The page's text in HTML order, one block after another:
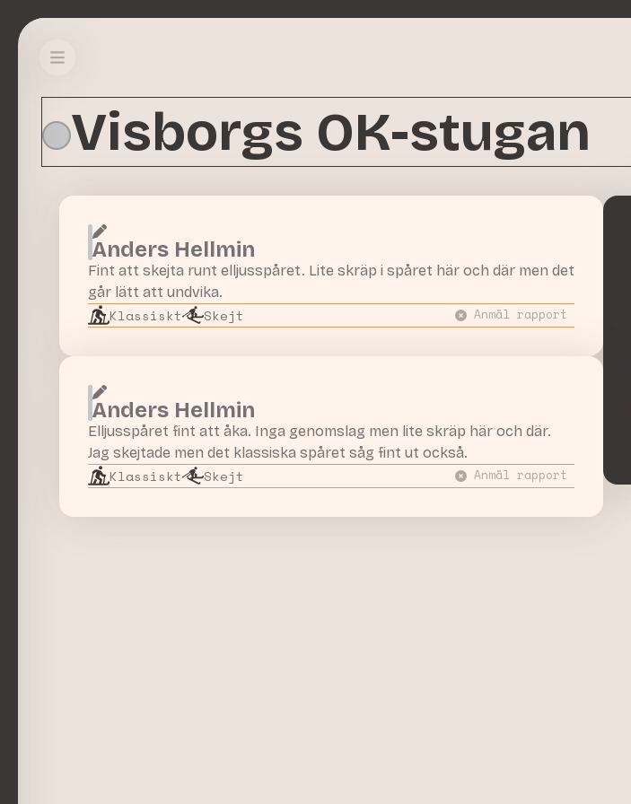
Visborgs OK-stugan
Anders Hellmin
Fint att skejta runt elljusspåret. Lite skräp i spåret här och där men det
går lätt att undvika.
Klassiskt Skejt Anmäl rapport
Anders Hellmin
Elljusspåret fint att åka. Inga genomslag men lite skräp här och där.
Jag skejtade men det klassiska spåret såg fint ut också.
Klassiskt Skejt Anmäl rapport